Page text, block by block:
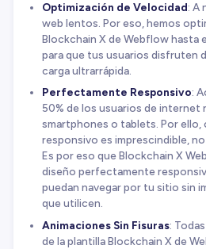
Optimización de Velocidad: A
web lentos. Por eso, hemos
Blockchain X de Webflow hasta
para que tus usuarios disfruten
carga ultrarrápida.
Perfectamente Responsivo:
50% de los usuarios de internet
smartphones o tablets. Por
responsivo es imprescindible,
Es por eso que Blockchain X
diseño perfectamente
puedan navegar por tu sitio sin
que utilicen.
Animaciones Sin Fisuras:
de la plantilla Blockchain X de